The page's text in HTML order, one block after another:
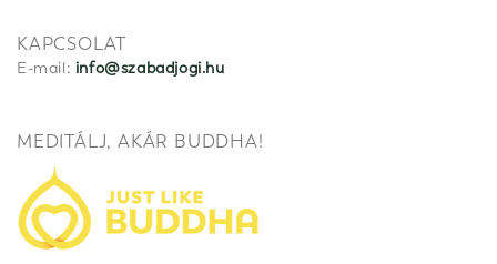
KAPCSOLAT
E-mail: info@szabadjogi.hu
MEDITÁLJ, AKÁR BUDDHA!